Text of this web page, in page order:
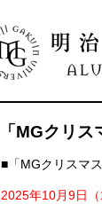
「MGクリ
■「MGクリスマ
2025年10月9日